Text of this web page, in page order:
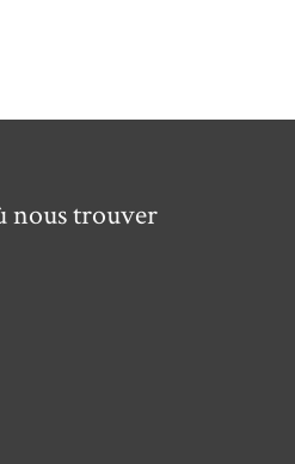
nous trouver